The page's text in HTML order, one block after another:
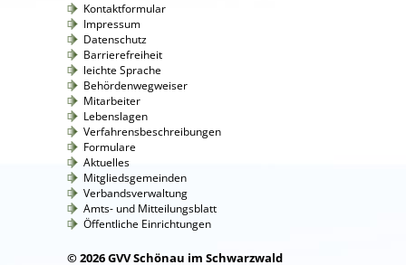
Kontaktformular
Impressum
Datenschutz
Barrierefreiheit
leichte Sprache
Behördenwegweiser
Mitarbeiter
Lebenslagen
Verfahrensbeschreibungen
Formulare
Aktuelles
Mitgliedsgemeinden
Verbandsverwaltung
Amts- und Mitteilungsblatt
Öffentliche Einrichtungen
© 2026 GVV Schönau im Schwarzwald